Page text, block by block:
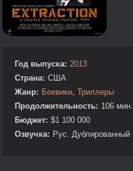
Год выпуска: 2013
Страна: США
Жанр: Боевики Триллеры
Продолжительность: 106
Бюджет: $1 100 000
Озвучка: Рус. Дублированный